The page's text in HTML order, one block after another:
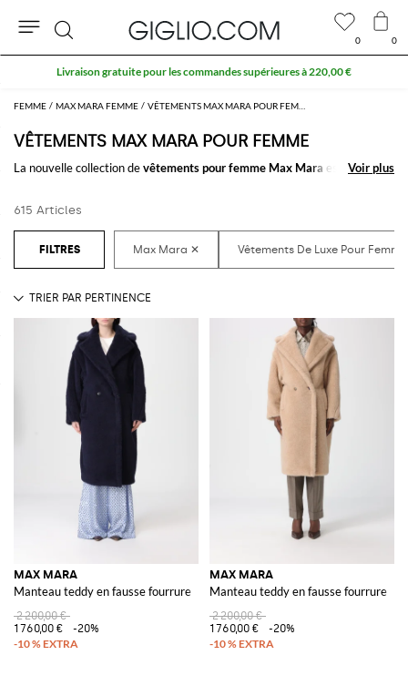
FEMME MAX MARA FEMME
VÊTEMENTS MAX MARA POUR FEMME
La nouvelle collection devêtements pour femme Max Mara est à
plus décontractés aux plus classiques, vous trouverez toujours ce que
vous cherchez.
Voir plus
Voir plus
615 Articles
MAX MARA
Manteau teddy en fausse fourrure
2 200,00 €
1 760,00 €
-20%
MAX MARA
Manteau teddy en fausse fourrure
2 200,00 €
1 760,00 €
-20%
0 0
Rechercher
10 % supplémentaires sur les SOLDES